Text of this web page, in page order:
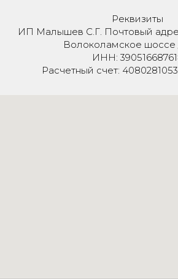
Реквизиты
ИП Малышев С.Г. Почтовый
Волоколамское
ИНН:
Расчетный счет: